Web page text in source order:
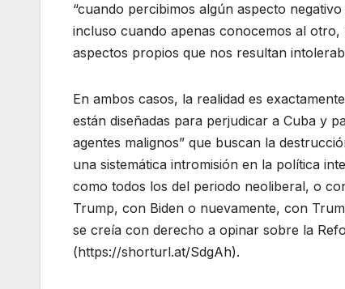
“cuando percibimos algún aspecto
incluso cuando apenas conocemos al
aspectos propios que nos resultan
En ambos casos, la realidad es
están diseñadas para perjudicar a Cuba y
agentes malignos” que buscan la
una sistemática intromisión en la política
como todos los del periodo neoliberal, o
Trump, con Biden o nuevamente, con
se creía con derecho a opinar sobre la
(https://shorturl.at/SdgAh).